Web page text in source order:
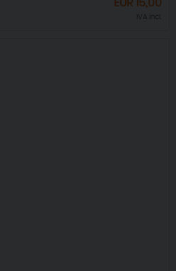
EUR 15,00
IVA incl.